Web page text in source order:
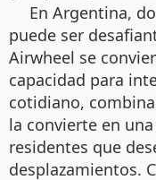
En Argentina,
puede ser
Airwheel se
capacidad para
cotidiano,
la convierte en
residentes que
desplazamientos.